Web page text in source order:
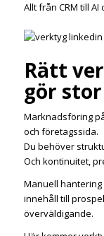
Allt från CRM till
Rätt
gör
Marknadsföring
och företagssida.
Du behöver
Och kontinuitet,
Manuell
innehåll till
överväldigande.